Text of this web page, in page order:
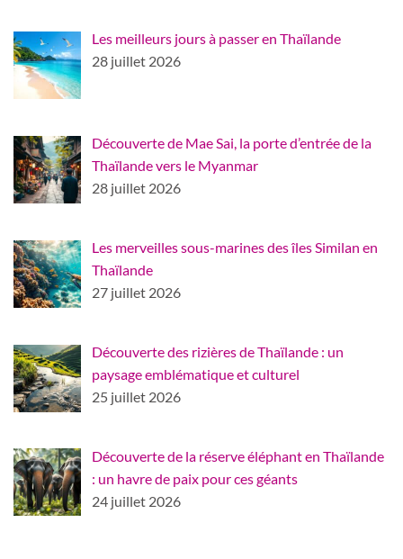
Les meilleurs jours à passer en Thaïlande
28 juillet 2026
Découverte de Mae Sai, la porte d’entrée de la
Thaïlande vers le Myanmar
28 juillet 2026
Les merveilles sous-marines des îles Similan en
Thaïlande
27 juillet 2026
Découverte des rizières de Thaïlande : un
paysage emblématique et culturel
25 juillet 2026
Découverte de la réserve éléphant en Thaïlande
: un havre de paix pour ces géants
24 juillet 2026